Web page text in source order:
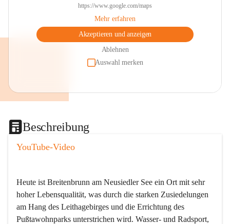
https://www.google.com/maps
Mehr erfahren
Akzeptieren und anzeigen
Ablehnen
Auswahl merken
Beschreibung
YouTube-Video
Heute ist Breitenbrunn am Neusiedler See ein Ort mit sehr
hoher Lebensqualität, was durch die starken Zusiedelungen
am Hang des Leithagebirges und die Errichtung des
Pußtawohnparks unterstrichen wird. Wasser- und Radsport,